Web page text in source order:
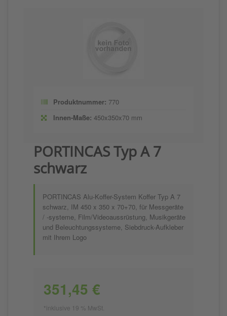
Produktnummer: 770
Innen-Maße: 450x350x70 mm
PORTINCAS Typ A 7
schwarz
PORTINCAS Alu-Koffer-System Koffer Typ A 7
schwarz, IM 450 x 350 x 70+70, für Messgeräte
/ -systeme, Film/Videoaussrüstung, Musikgeräte
und Beleuchtungssysteme, Siebdruck-Aufkleber
mit Ihrem Logo
351,45 €
*inklusive 19 % MwSt.